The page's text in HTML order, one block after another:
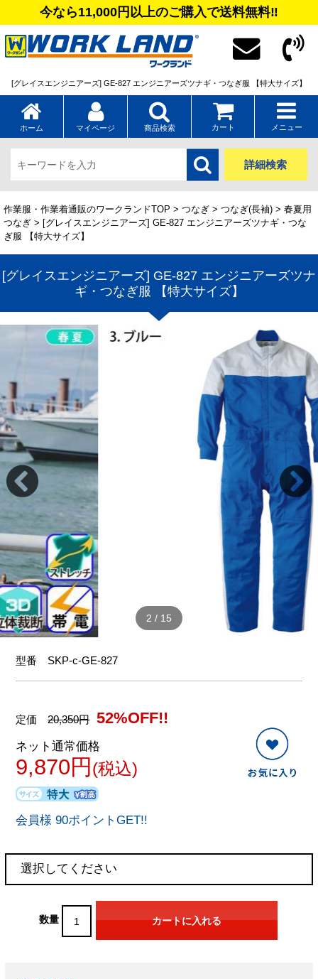
今なら11,000円以上のご購入で送料無料‼
[グレイスエンジニアーズ] GE-827 エンジニアーズツナギ・つなぎ服 【特大サイズ】
ホーム マイページ 商品検索 カート メニュー
詳細検索
作業服・作業着通販のワークランドTOP > つなぎ > つなぎ(長袖) > 春夏用
つなぎ > [グレイスエンジニアーズ] GE-827 エンジニアーズツナギ・つな
ぎ服 【特大サイズ】
[グレイスエンジニアーズ] GE-827 エンジニアーズツナ
ギ・つなぎ服 【特大サイズ】
2 / 15
型番 SKP-c-GE-827
定価20,350円 52%OFF!!
ネット通常価格
9,870円 (税込)
会員様 90ポイントGET!!
数量